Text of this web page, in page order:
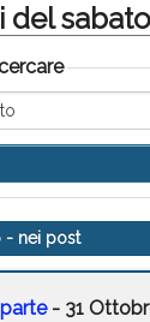
del sabato
- nei post
- 31